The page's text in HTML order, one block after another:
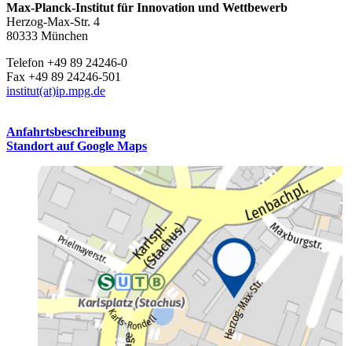
Max-Planck-Institut für Innovation und Wettbewerb
Herzog-Max-Str. 4
80333 München
Telefon +49 89 24246-0
Fax +49 89 24246-501
institut(at)ip.mpg.de
Anfahrtsbeschreibung
Standort auf Google Maps